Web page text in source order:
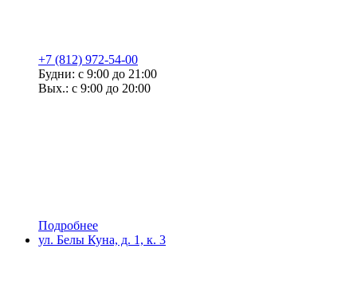
+7 (812) 972-54-00
Будни: с 9:00 до 21:00
Вых.: с 9:00 до 20:00
Подробнее
ул. Белы Куна, д. 1, к. 3